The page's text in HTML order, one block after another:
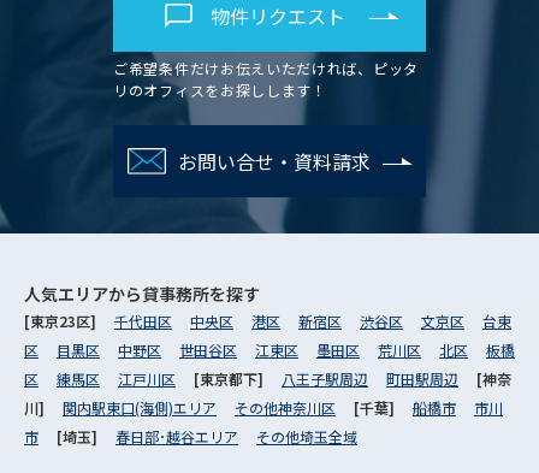
物件リクエスト
ご希望条件だけお伝えいただければ、ピッタ
リのオフィスをお探しします！
お問い合せ・資料請求
人気エリアから貸事務所を探す
[東京23区] 千代田区 中央区 港区 新宿区 渋谷区 文京区
台東
区
目黒区 中野区 世田谷区 江東区 墨田区 荒川区 北区
板橋
区
練馬区 江戸川区 [東京都下] 八王子駅周辺 町田駅周辺
[神奈
川] 関内駅東口(海側)エリア その他神奈川区 [千葉] 船橋市
市川
市
[埼玉] 春日部･越谷エリア その他埼玉全域